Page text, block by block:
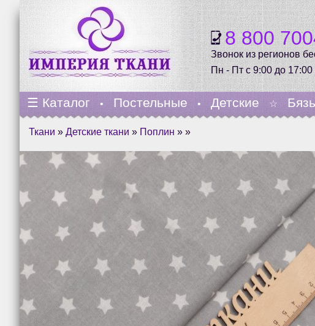
8 800
Звонок из регионов
Пн - Пт с 9:00 до
☰ Каталог • Постельные • Детские ☆
Ткани » Детские ткани » Поплин » »